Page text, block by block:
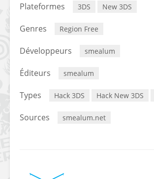
Plateformes 3DS New 3DS
Genres Region Free
Développeurs smealum
Éditeurs smealum
Types Hack 3DS Hack New 3DS
Sources smealum.net